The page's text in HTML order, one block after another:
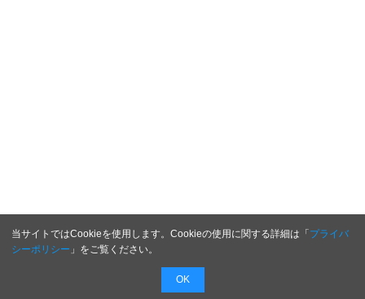
当サイトではCookieを使用します。Cookieの使用に関する詳細は「プライバ
シーポリシー 」をご覧ください。
OK